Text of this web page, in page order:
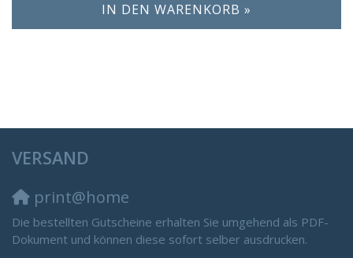
IN DEN WARENKORB »
VERSAND
print@home
Die bestellten Gutscheine erhalten Sie umgehend als PDF-
Dokument und können diese sofort selber ausdrucken.